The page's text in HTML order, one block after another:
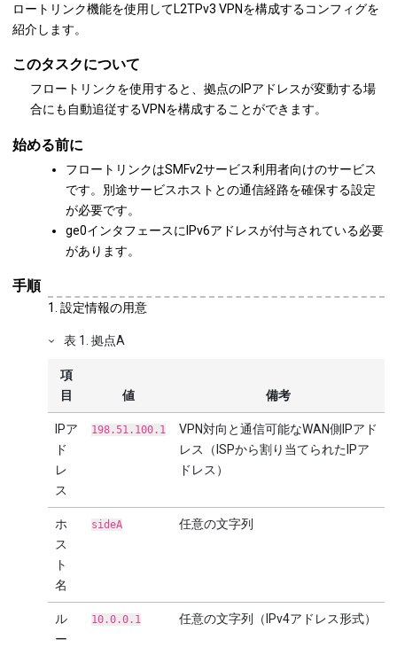
ロートリンク機能を使用してL2TPv3 VPNを構成するコンフィグを
紹介します。
このタスクについて
フロートリンクを使用すると、拠点のIPアドレスが変動する場
合にも自動追従するVPNを構成することができます。
始める前に
フロートリンクはSMFv2サービス利用者向けのサービス
です。別途サービスホストとの通信経路を確保する設定
が必要です。
ge0インタフェースにIPv6アドレスが付与されている必要
があります。
手順
設定情報の用意
表 1 拠点A
項
目
値 備考
IPア
ド
レ
ス
198.51.100.1
VPN対向と通信可能なWAN側IPアド
レス（ISPから割り当てられたIPア
ドレス）
ホ
ス
ト
名
sideA 任意の文字列
ル
ー
10.0.0.1 任意の文字列（IPv4アドレス形式）